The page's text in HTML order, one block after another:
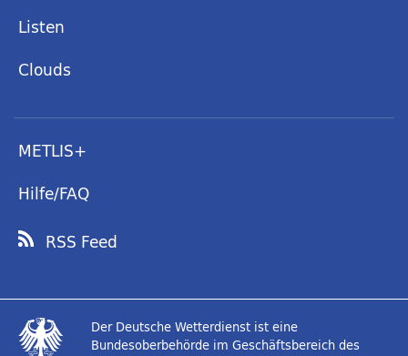
Listen
Clouds
METLIS+
Hilfe/FAQ
RSS Feed
Der Deutsche Wetterdienst ist eine
Bundesoberbehörde im Geschäftsbereich des